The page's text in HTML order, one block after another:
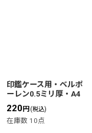
印鑑ケース用・ベルポ
ーレン0.5ミリ厚・A4
220円 (税込)
在庫数 10点